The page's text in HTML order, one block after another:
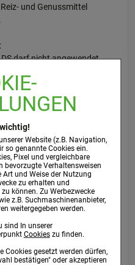
Website (z.B. Navigation,
so genannte Cookies ein.
Pixel und vergleichbare
bevorzugte Verhaltensweisen
und Weise der Nutzung
zu erhalten und
können. Zu Werbezwecke
z.B. Suchmaschinenanbieter,
weitergegeben werden.
sind In unserer
Cookieszu finden.
Cookies gesetzt werden dürfen,
bestätigen" oder akzeptieren
und Genussmittel
DS darf nicht angewendet
von Maschinen:
sonstige
begrenzt Hautreizungen
genau nach der
an. Bitte fragen Sie